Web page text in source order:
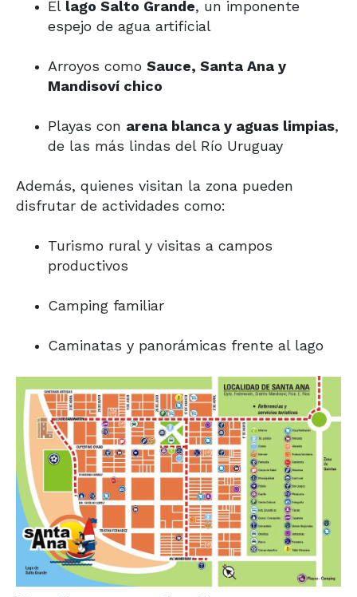
El lago Salto Grande, un imponente
espejo de agua artificial
Arroyos como Sauce, Santa Ana y
Mandisoví chico
Playas con arena blanca y aguas limpias,
de las más lindas del Río Uruguay
Además, quienes visitan la zona pueden
disfrutar de actividades como:
Turismo rural y visitas a campos
productivos
Camping familiar
Caminatas y panorámicas frente al lago